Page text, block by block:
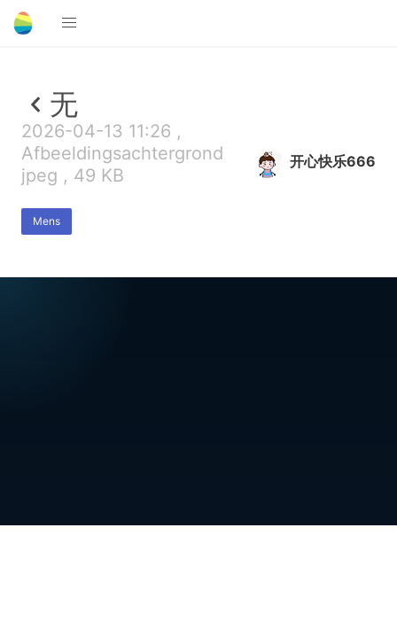
无
2026-04-13 11:26 ,
Afbeeldingsachtergrond
jpeg , 49 KB
Mens
开心快乐666